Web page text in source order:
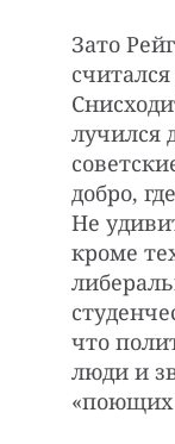
Зато
лучился
добро,
Не
кроме
что
люди и
«поющих